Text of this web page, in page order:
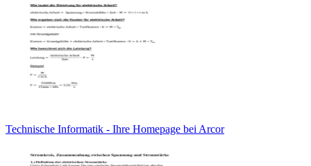
Technische Informatik - Ihre Homepage bei Arcor